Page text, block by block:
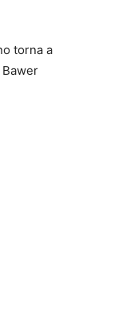
torna a